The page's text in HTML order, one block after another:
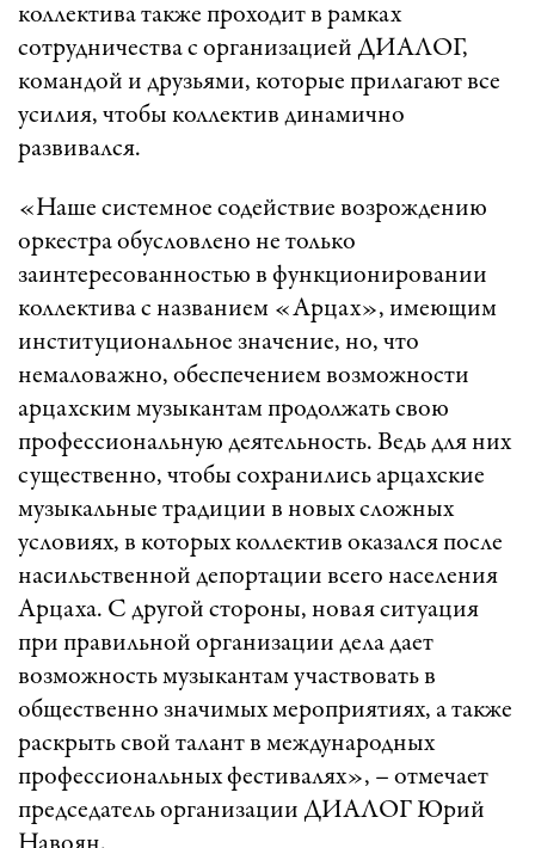
коллектива также проходит в рамках
сотрудничества с организацией ДИАЛОГ,
командой и друзьями, которые прилагают все
усилия, чтобы коллектив динамично
развивался.
«Наше системное содействие возрождению
оркестра обусловлено не только
заинтересованностью в функционировании
коллектива с названием «Арцах», имеющим
институциональное значение, но, что
немаловажно, обеспечением возможности
арцахским музыкантам продолжать свою
профессиональную деятельность. Ведь для них
существенно, чтобы сохранились арцахские
музыкальные традиции в новых сложных
условиях, в которых коллектив оказался после
насильственной депортации всего населения
Арцаха. С другой стороны, новая ситуация
при правильной организации дела дает
возможность музыкантам участвовать в
общественно значимых мероприятиях, а также
раскрыть свой талант в международных
профессиональных фестивалях», – отмечает
председатель организации ДИАЛОГ Юрий